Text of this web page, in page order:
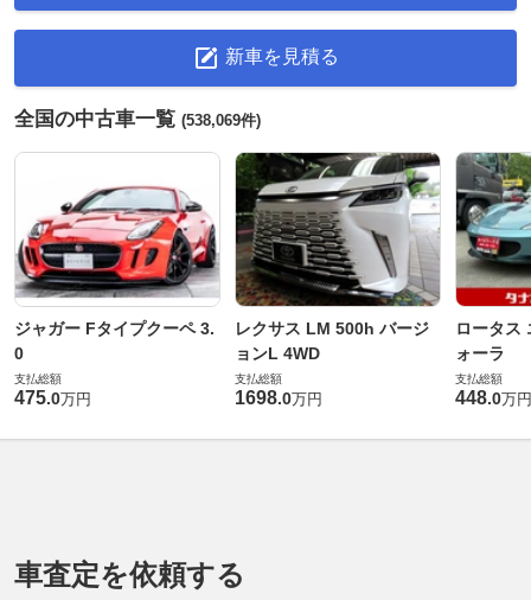
新車を見積る
全国の中古車一覧 (538,069件)
ジャガー Fタイプクーペ 3.
0
支払総額
475.0万円
レクサス LM 500h バージ
ョンL 4WD
支払総額
1698.0万円
ロータス
ォーラ
支払総額
448.0万円
車査定を依頼する